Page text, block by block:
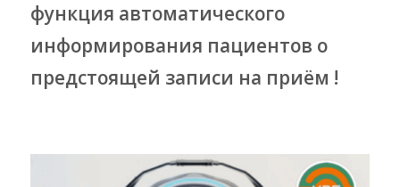
функция автоматического
информирования пациентов о
предстоящей записи на приём !